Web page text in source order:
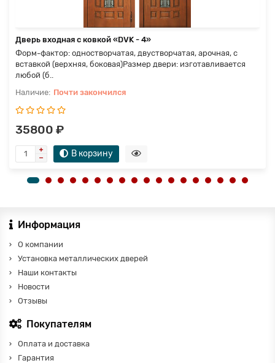
Дверь входная с ковкой «DVK - 4»
Форм-фактор: одностворчатая, двустворчатая, арочная, с
вставкой (верхняя, боковая)Размер двери: изготавливается
любой (б..
Почти закончился
35800 ₽
В корзину
Информация
О компании
Установка металлических дверей
Наши контакты
Новости
Отзывы
Покупателям
Оплата и доставка
Гарантия